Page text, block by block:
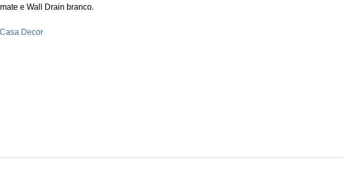
e Wall Drain branco.
Decor